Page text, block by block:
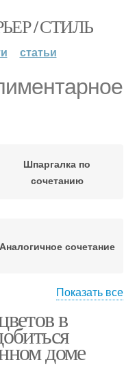
/ СТИЛЬ
статьи
Шпаргалка по
сочетанию
Аналогичное сочетание
Правильное сочетание
Показать все
в
доме